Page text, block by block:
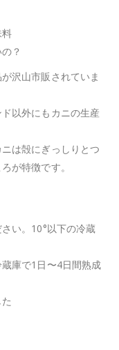
？
沢山市販されていま
以外にもカニの生産
は殻にぎっしりとつ
が特徴です。
い。10°以下の冷蔵
庫で1日〜4日間熟成